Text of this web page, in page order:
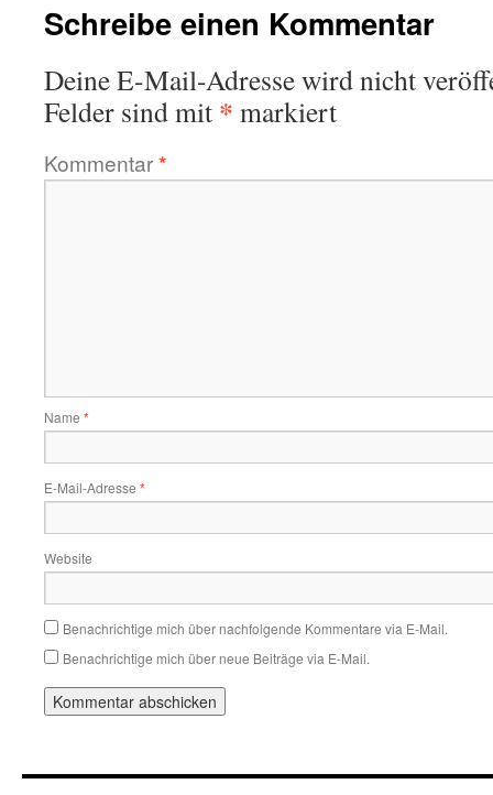
Schreibe einen Kommentar
Deine E-Mail-Adresse wird nicht
Felder sind mit * markiert
Kommentar*
Name *
E-Mail-Adresse *
Website
Benachrichtige mich über nachfolgende Kommentare via E-Mail.
Benachrichtige mich über neue Beiträge via E-Mail.